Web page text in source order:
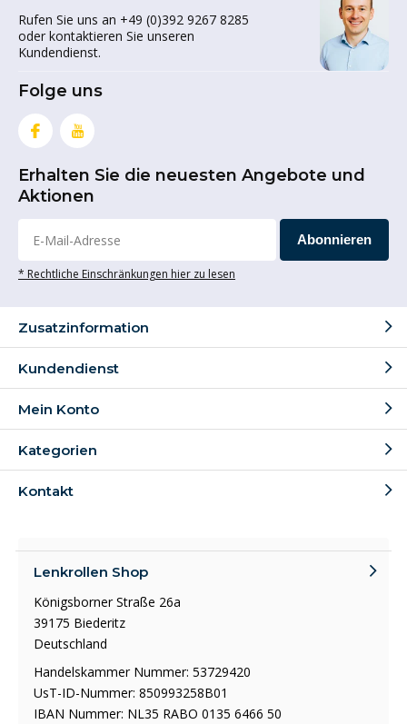
Rufen Sie uns an +49 (0)392 9267 8285
oder kontaktieren Sie unseren
Kundendienst.
Folge uns
Erhalten Sie die neuesten Angebote und
Aktionen
Abonnieren
* Rechtliche Einschränkungen hier zu lesen
Zusatzinformation
Kundendienst
Mein Konto
Kategorien
Kontakt
Lenkrollen Shop
Königsborner Straße 26a
39175 Biederitz
Deutschland
Handelskammer Nummer: 53729420
UsT-ID-Nummer: 850993258B01
IBAN Nummer: NL35 RABO 0135 6466 50